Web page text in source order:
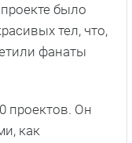
было
тел, что,
фанаты
проектов. Он
как